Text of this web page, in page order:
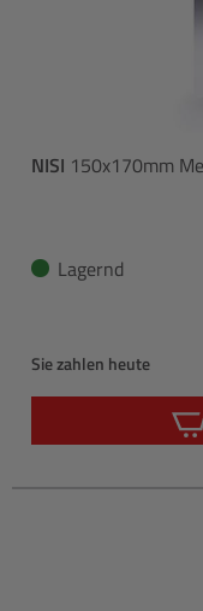
NISI 150x170mm
Lagernd
Sie zahlen heute